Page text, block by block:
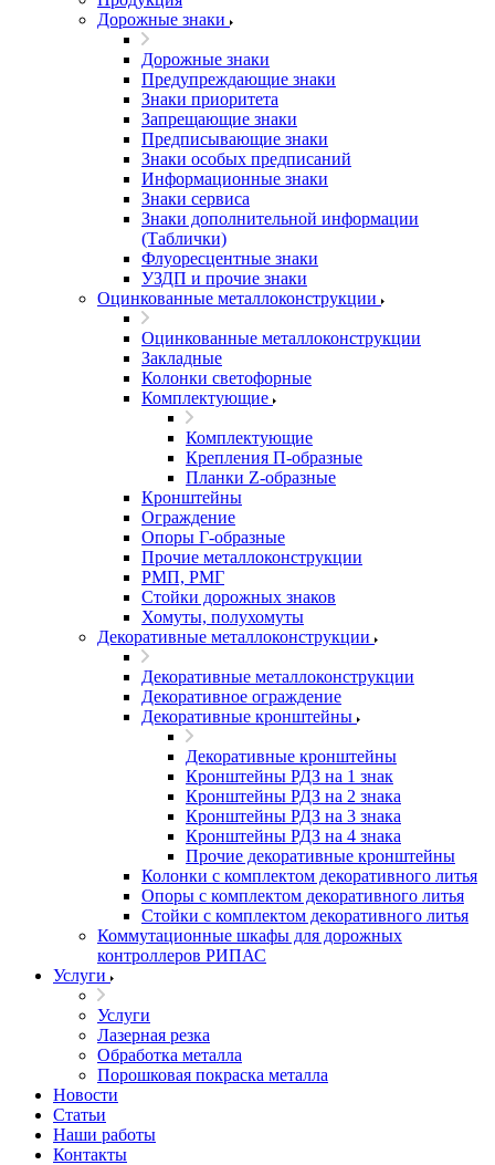
Дорожные знаки
Дорожные знаки
Предупреждающие знаки
Знаки приоритета
Запрещающие знаки
Предписывающие знаки
Знаки особых предписаний
Информационные знаки
Знаки сервиса
Знаки дополнительной информации
(Таблички)
Флуоресцентные знаки
УЗДП и прочие знаки
Оцинкованные металлоконструкции
Оцинкованные металлоконструкции
Закладные
Колонки светофорные
Комплектующие
Комплектующие
Крепления П-образные
Планки Z-образные
Кронштейны
Ограждение
Опоры Г-образные
Прочие металлоконструкции
РМП, РМГ
Стойки дорожных знаков
Хомуты, полухомуты
Декоративные металлоконструкции
Декоративные металлоконструкции
Декоративное ограждение
Декоративные кронштейны
Декоративные кронштейны
Кронштейны РДЗ на 1 знак
Кронштейны РДЗ на 2 знака
Кронштейны РДЗ на 3 знака
Кронштейны РДЗ на 4 знака
Прочие декоративные кронштейны
Колонки с комплектом декоративного литья
Опоры с комплектом декоративного литья
Стойки с комплектом декоративного литья
Коммутационные шкафы для дорожных
контроллеров РИПАС
Услуги
Услуги
Лазерная резка
Обработка металла
Порошковая покраска металла
Новости
Статьи
Наши работы
Контакты